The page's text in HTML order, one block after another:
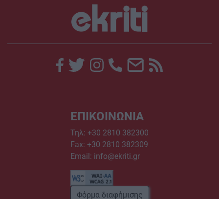
ΕΠΙΚΟΙΝΩΝΙΑ
Τηλ: +30 2810 382300
Fax: +30 2810 382309
Email: info@ekriti.gr
Φόρμα διαφήμισης